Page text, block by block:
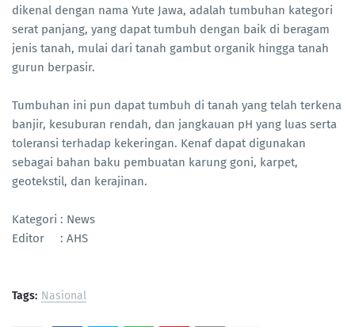
dikenal dengan nama Yute Jawa, adalah tumbuhan kategori
serat panjang, yang dapat tumbuh dengan baik di beragam
jenis tanah, mulai dari tanah gambut organik hingga tanah
gurun berpasir.
Tumbuhan ini pun dapat tumbuh di tanah yang telah terkena
banjir, kesuburan rendah, dan jangkauan pH yang luas serta
toleransi terhadap kekeringan. Kenaf dapat digunakan
sebagai bahan baku pembuatan karung goni, karpet,
geotekstil, dan kerajinan.
Kategori : News
Editor : AHS
Tags: Nasional